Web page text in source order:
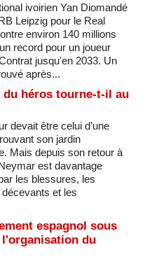
ivoirien Yan Diomandé
Leipzig pour le Real
environ 140 millions
record pour un joueur
jusqu'en 2033. Un
après...
du héros tourne-t-il au
devait être celui d’une
son jardin
Mais depuis son retour à
est davantage
les blessures, les
et les
espagnol sous
du